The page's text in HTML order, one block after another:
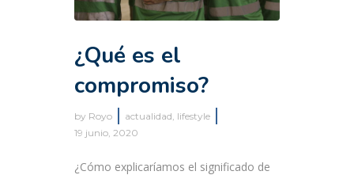
¿Qué es el
compromiso?
by Royo actualidad lifestyle
19 junio, 2020
¿Cómo explicaríamos el significado de